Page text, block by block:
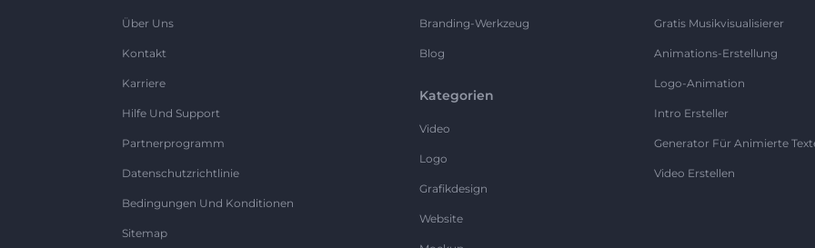
Über Uns
Kontakt
Karriere
Hilfe Und Support
Partnerprogramm
Datenschutzrichtlinie
Bedingungen Und Konditionen
Sitemap
Branding-Werkzeug
Blog
Kategorien
Video
Logo
Grafikdesign
Website
Gratis Musikvisualisierer
Animations-Erstellung
Logo-Animation
Intro Ersteller
Generator Für Animierte
Video Erstellen